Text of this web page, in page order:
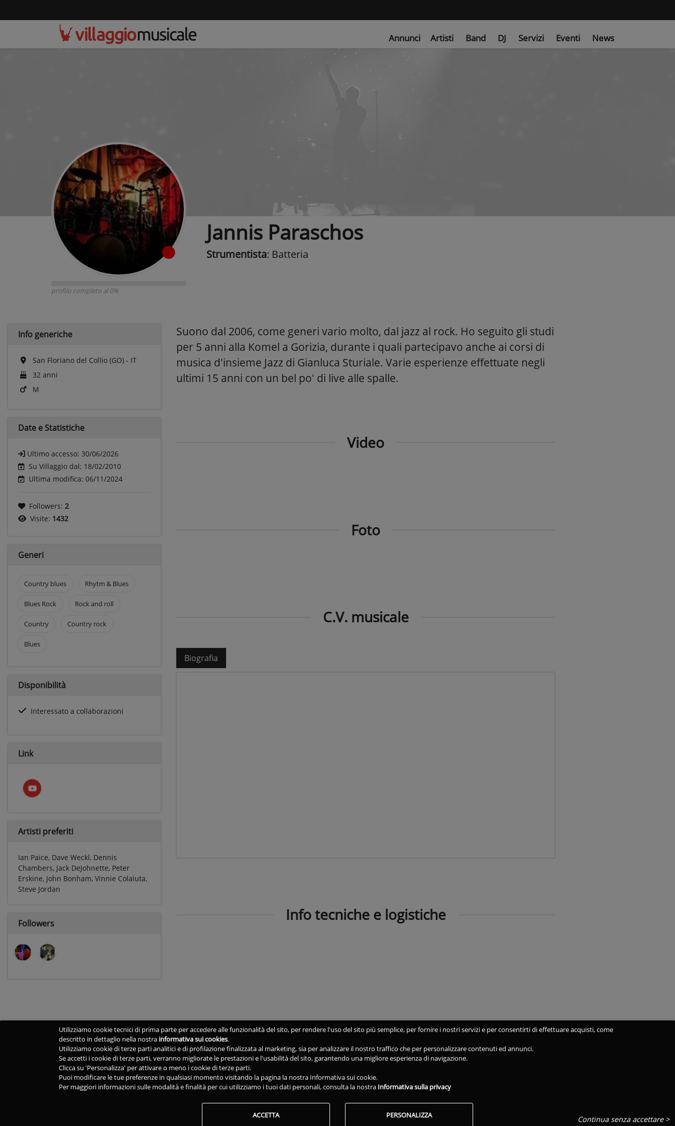
Annunci Artisti Band DJ Servizi Eventi News
profilo completo al 0%
Jannis Paraschos
Strumentista: Batteria
Info generiche
San Floriano del Collio (GO) - IT
32 anni
M
Date e Statistiche
Ultimo accesso: 30/06/2026
Su Villaggio dal: 18/02/2010
Ultima modifica: 06/11/2024
Followers: 2
Visite: 1432
Generi
Country blues Rhytm & Blues
Blues Rock Rock and roll
Country Country rock
Blues
Disponibilità
Interessato a collaborazioni
Link
Artisti preferiti
Ian Paice, Dave Weckl, Dennis
Chambers, Jack DeJohnette, Peter
Erskine, John Bonham, Vinnie Colaiuta,
Steve Jordan
Followers
Suono dal 2006, come generi vario molto, dal jazz al rock. Ho seguito gli studi
per 5 anni alla Komel a Gorizia, durante i quali partecipavo anche ai corsi di
musica d'insieme Jazz di Gianluca Sturiale. Varie esperienze effettuate negli
ultimi 15 anni con un bel po' di live alle spalle.
Video
Foto
C.V. musicale
Biografia
Info tecniche e logistiche
Utilizziamo cookie tecnici di prima parte per accedere alle funzionalità del sito, per rendere l'uso del sito più semplice, per fornire i nostri servizi e per consentirti di effettuare acquisti, come
descritto in dettaglio nella nostra informativa sui cookies.
Utilizziamo cookie di terze parti analitici e di profilazione finalizzata al marketing, sia per analizzare il nostro traffico che per personalizzare contenuti ed annunci.
Se accetti i cookie di terze parti, verranno migliorate le prestazioni e l'usabilità del sito, garantendo una migliore esperienza di navigazione.
Clicca su 'Personalizza' per attivare o meno i cookie di terze parti.
Puoi modificare le tue preferenze in qualsiasi momento visitando la pagina la nostra Informativa sui cookie.
Per maggiori informazioni sulle modalità e finalità per cui utilizziamo i tuoi dati personali, consulta la nostra Informativa sulla privacy
ACCETTA PERSONALIZZA Continua senza accettare >